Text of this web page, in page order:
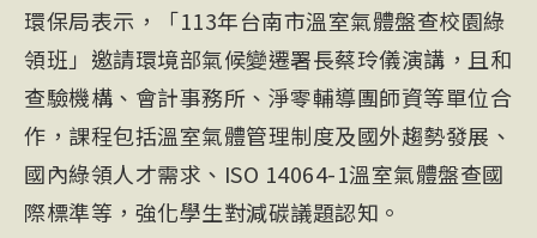
環保局表示，「113年台南市溫室氣體盤查校園綠
領班」邀請環境部氣候變遷署長蔡玲儀演講，且和
查驗機構、會計事務所、淨零輔導團師資等單位合
作，課程包括溫室氣體管理制度及國外趨勢發展、
國內綠領人才需求、ISO 14064-1溫室氣體盤查國
際標準等，強化學生對減碳議題認知。